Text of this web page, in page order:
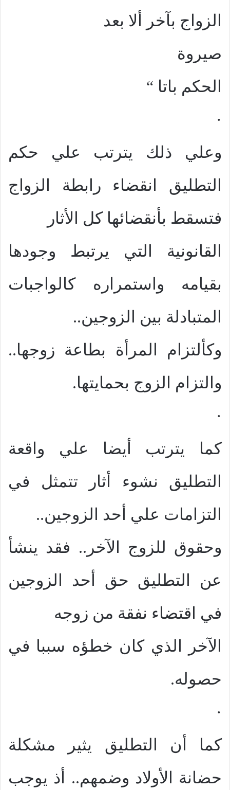
الزواج بآخر ألا بعد
صيروة
الحكم باتا “
·
وعلي ذلك يترتب علي حكم
التطليق انقضاء رابطة الزواج
فتسقط بأنقضائها كل الأثار
القانونية التي يرتبط وجودها
بقيامه واستمراره كالواجبات
المتبادلة بين الزوجين..
وكألتزام المرأة بطاعة زوجها..
والتزام الزوج بحمايتها.
·
كما يترتب أيضا علي واقعة
التطليق نشوء أثار تتمثل في
التزامات علي أحد الزوجين..
وحقوق للزوج الآخر.. فقد ينشأ
عن التطليق حق أحد الزوجين
في اقتضاء نفقة من زوجه
الآخر الذي كان خطؤه سببا في
حصوله.
·
كما أن التطليق يثير مشكلة
حضانة الأولاد وضمهم.. أذ يوجب